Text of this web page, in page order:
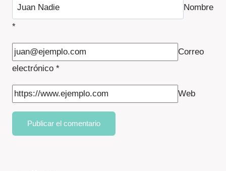
Nombre
*
Correo
electrónico *
Web